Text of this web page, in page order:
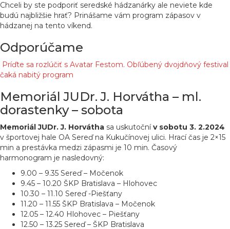
Chceli by ste podporiť seredské hádzanárky ale neviete kde
budú najbližšie hrať? Prinášame vám program zápasov v
hádzanej na tento víkend.
Odporúčame
Príďte sa rozlúčiť s Avatar Festom. Obľúbený dvojdňový festival
čaká nabitý program
Memoriál JUDr. J. Horvátha – ml.
dorastenky – sobota
Memoriál JUDr. J. Horvátha sa uskutočnív sobotu 3. 2.2024
v športovej hale OA Sereď na Kukučínovej ulici. Hrací čas je 2×15
min a prestávka medzi zápasmi je 10 min. Časový
harmonogram je nasledovný:
9.00 – 9.35 Sereď – Močenok
9.45 – 10.20 ŠKP Bratislava – Hlohovec
10.30 – 11.10 Sereď -Piešťany
11.20 – 11.55 ŠKP Bratislava – Močenok
12.05 – 12.40 Hlohovec – Piešťany
12.50 – 13.25 Sereď – ŠKP Bratislava